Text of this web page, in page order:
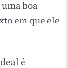
boa
em que ele
é